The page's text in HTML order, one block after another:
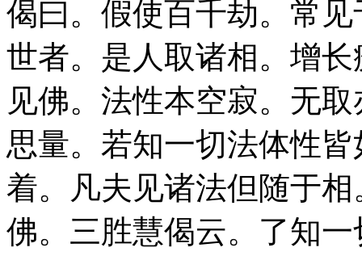
偈曰。假使百千劫。常
世者。是人取诸相。增
见佛。法性本空寂。无
思量。若知一切法体性
着。凡夫见诸法但随于
佛。三胜慧偈云。了知